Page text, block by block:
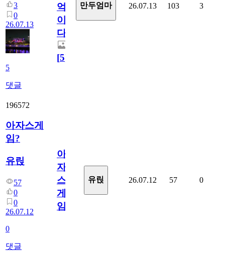
3
0
26.07.13
5
댓글
억
이
다.
[5]
만두엄마 26.07.13 103 3
196572
아자스게
임?
유릱
57
0
0
26.07.12
0
댓글
아
자
스
게
임?
유릱 26.07.12 57 0